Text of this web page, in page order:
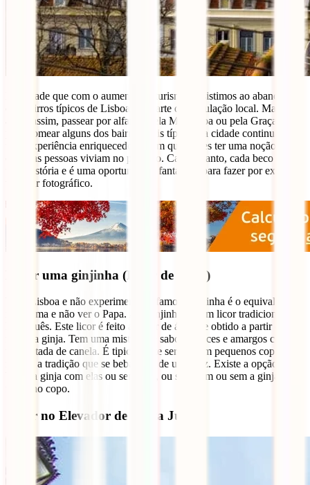
É verdade que com o aumento do turismo, assistimos ao abandono
dos bairros típicos de Lisboa por parte da população local. Mas
ainda assim, passear por alfama, pela Madragoa ou pela Graça, só
para nomear alguns dos bairros mais típicos da cidade continua a ser
uma experiência enriquecedora e em que podes ter uma noção de
como as pessoas viviam no passado. Cada recanto, cada beco tem
uma história e é uma oportunidade fantástica para fazer por exemplo
um tour fotográfico.
Beber uma ginjinha (Licor de ginja)
Vir a Lisboa e não experimentar a famosa ginjinha é o equivalente a
ir a Roma e não ver o Papa. A “Ginjinha”, é um licor tradicional
Português. Este licor é feito a partir de álcool e obtido a partir da
fruta da ginja. Tem uma mistura de sabores doces e amargos com
uma pitada de canela. É tipicamente servida em pequenos copos e
manda a tradição que se beba tudo de uma vez. Existe a opção de
beber a ginja com elas ou sem elas, ou seja com ou sem a ginja (a
fruta) no copo.
Subir no Elevador de Santa Justa